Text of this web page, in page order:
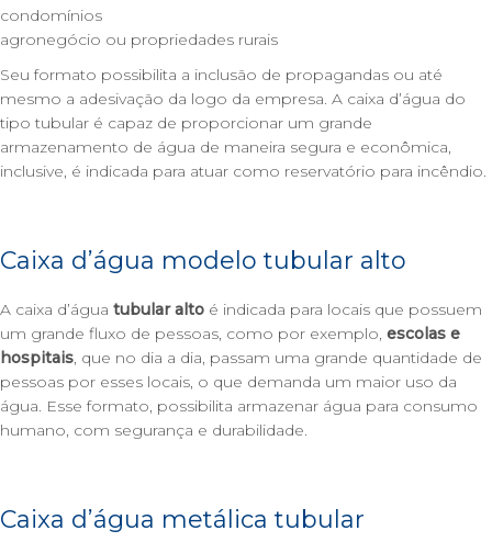
condomínios
agronegócio ou propriedades rurais
Seu formato possibilita a inclusão de propagandas ou até
mesmo a adesivação da logo da empresa. A caixa d’água do
tipo tubular é capaz de proporcionar um grande
armazenamento de água de maneira segura e econômica,
inclusive, é indicada para atuar como reservatório para incêndio.
Caixa d’água modelo tubular alto
A caixa d’água tubular alto é indicada para locais que possuem
um grande fluxo de pessoas, como por exemplo, escolas e
hospitais , que no dia a dia, passam uma grande quantidade de
pessoas por esses locais, o que demanda um maior uso da
água. Esse formato, possibilita armazenar água para consumo
humano, com segurança e durabilidade.
Caixa d’água metálica tubular